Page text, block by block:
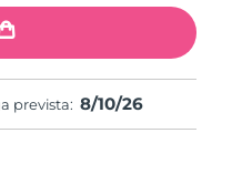
prevista: 8/10/26